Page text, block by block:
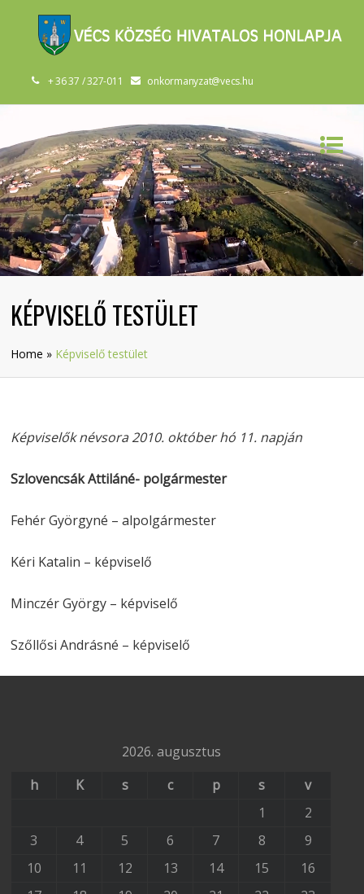
+ 36 37 / 327-011 onkormanyzat@vecs.hu
KÉPVISELŐ TESTÜLET
Home » Képviselő testület
Képviselők névsora 2010. október hó 11. napján
Szlovencsák Attiláné- polgármester
Fehér Györgyné – alpolgármester
Kéri Katalin – képviselő
Minczér György – képviselő
Szőllősi Andrásné – képviselő
2026. augusztus
h
K s c p s
v
1
2
3
4 5 6 7 8
9
10
11 12 13 14 15
16